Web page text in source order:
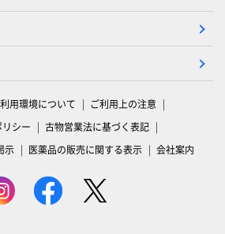
用環境について
ご利用上の注意
シー
古物営業法に基づく表記
示
医薬品の販売に関する表示 会社案内